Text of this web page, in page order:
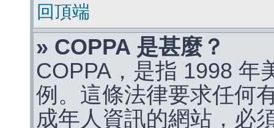
回頂端
» COPPA 是甚麼？
COPPA，是指 1998 年
例。這條法律要求任何
成年人資訊的網站，必